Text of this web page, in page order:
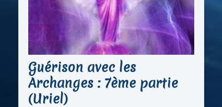
Guérison avec les
Archanges : 7ème partie
(Uriel)